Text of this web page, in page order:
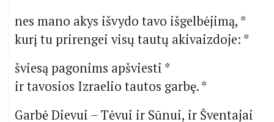
nes mano akys išvydo tavo išgelbėjimą, *
kurį tu prirengei visų tautų akivaizdoje: *
šviesą pagonims apšviesti *
ir tavosios Izraelio tautos garbę. *
Garbė Dievui – Tėvui ir Sūnui, ir Šventajai